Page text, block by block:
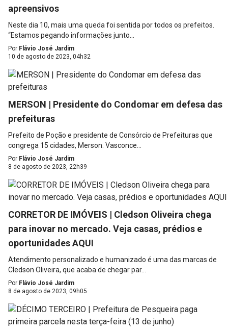
apreensivos
Neste dia 10, mais uma queda foi sentida por todos os prefeitos.
“Estamos pegando informações junto...
Por Flávio José Jardim
10 de agosto de 2023, 04h32
MERSON | Presidente do Condomar em defesa das
prefeituras
Prefeito de Poção e presidente de Consórcio de Prefeituras que
congrega 15 cidades, Merson. Vasconce...
Por Flávio José Jardim
8 de agosto de 2023, 22h39
CORRETOR DE IMÓVEIS | Cledson Oliveira chega
para inovar no mercado. Veja casas, prédios e
oportunidades AQUI
Atendimento personalizado e humanizado é uma das marcas de
Cledson Oliveira, que acaba de chegar par...
Por Flávio José Jardim
8 de agosto de 2023, 09h05